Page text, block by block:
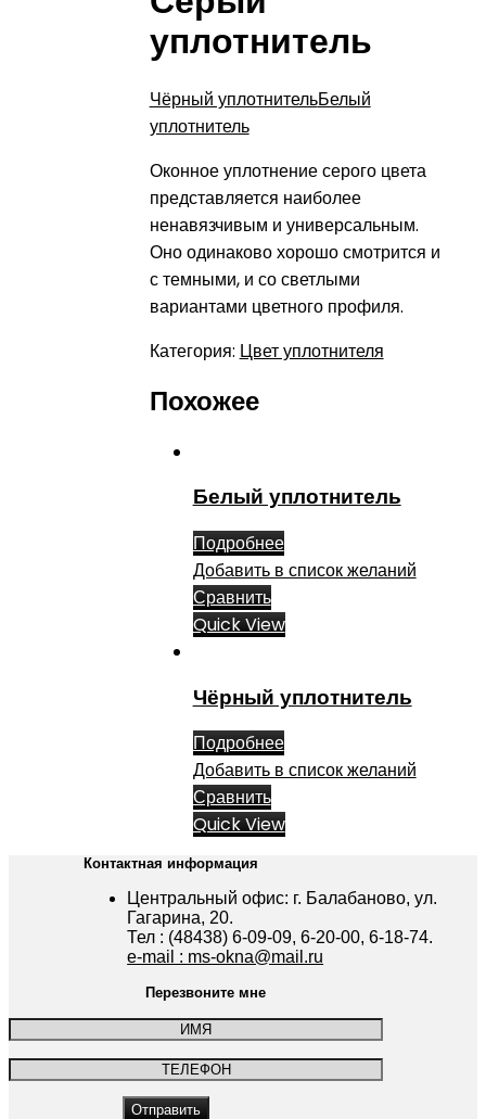
уплотнитель
Чёрный уплотнительБелый
уплотнитель
Оконное уплотнение серого цвета
представляется наиболее
ненавязчивым и универсальным.
Оно одинаково хорошо смотрится и
с темными, и со светлыми
вариантами цветного профиля.
Категория: Цвет уплотнителя
Похожее
Белый уплотнитель
Подробнее
Добавить в список желаний
Сравнить
Quick View
Чёрный уплотнитель
Подробнее
Добавить в список желаний
Сравнить
Quick View
Контактная информация
Центральный офис: г. Балабаново, ул.
Гагарина, 20.
Тел : (48438) 6-09-09, 6-20-00, 6-18-74.
e-mail : ms-okna@mail.ru
Перезвоните мне